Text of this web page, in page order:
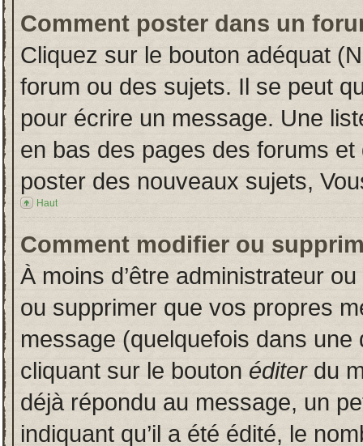
Comment poster dans un
Cliquez sur le bouton adéquat
forum ou des sujets. Il se peut
pour écrire un message. Une
en bas des pages des forums
poster des nouveaux sujets,
Haut
Comment modifier ou
À moins d’être administrateur
ou supprimer que vos propres
message (quelquefois dans
cliquant sur le bouton éditerdu
déjà répondu au message, un
indiquant qu’il a été édité, le